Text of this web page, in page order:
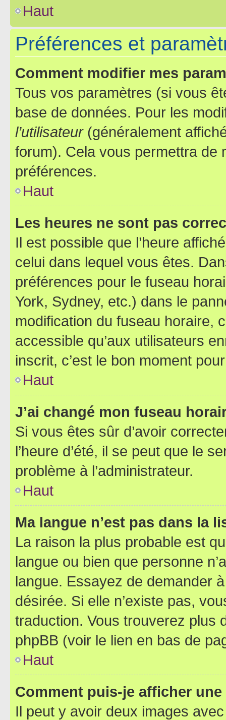
Haut
Préférences et
Comment modifier mes
Tous vos paramètres (si vous
base de données. Pour les
l’utilisateur(généralement
forum). Cela vous permettra de
préférences.
Haut
Les heures ne sont pas
Il est possible que l’heure
celui dans lequel vous êtes.
préférences pour le fuseau
York, Sydney, etc.) dans le
modification du fuseau horaire,
accessible qu’aux utilisateurs
inscrit, c’est le bon moment
Haut
J’ai changé mon fuseau
Si vous êtes sûr d’avoir
l’heure d’été, il se peut que le
problème à l’administrateur.
Haut
Ma langue n’est pas dans la
La raison la plus probable est
langue ou bien que personne
langue. Essayez de demander
désirée. Si elle n’existe pas,
traduction. Vous trouverez plus
phpBB (voir le lien en bas de
Haut
Comment puis-je afficher
Il peut y avoir deux images